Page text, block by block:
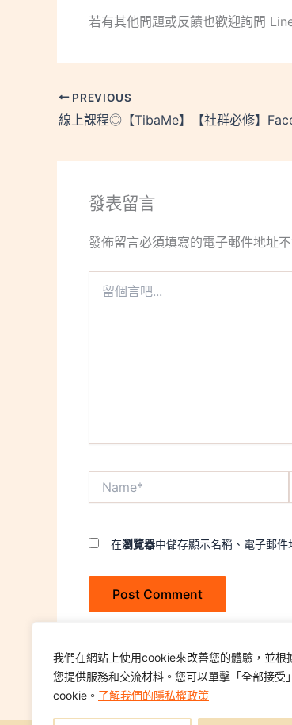
我們在網站上使用cookie來改善您的體驗，並根
您提供服務和交流材料。您可以單擊「全部接受
cookie。 了解我們的隱私權政策
若有其他問題或反饋也歡迎詢問
PREVIOUS
發表留言
發佈留言必須填寫的電子郵件地址不
在瀏覽器中儲存顯示名稱、電子郵